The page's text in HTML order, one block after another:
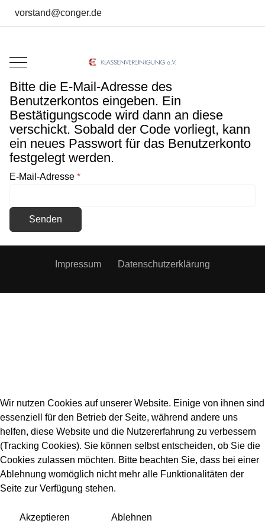
vorstand@conger.de
Mobile Menu Toggle
Bitte die E-Mail-Adresse des
Benutzerkontos eingeben. Ein
Bestätigungscode wird dann an diese
verschickt. Sobald der Code vorliegt, kann
ein neues Passwort für das Benutzerkonto
festgelegt werden.
E-Mail-Adresse *
Senden
Impressum Datenschutzerklärung
Wir nutzen Cookies auf unserer Website. Einige von ihnen sind
essenziell für den Betrieb der Seite, während andere uns
helfen, diese Website und die Nutzererfahrung zu verbessern
(Tracking Cookies). Sie können selbst entscheiden, ob Sie die
Cookies zulassen möchten. Bitte beachten Sie, dass bei einer
Ablehnung womöglich nicht mehr alle Funktionalitäten der
Seite zur Verfügung stehen.
Akzeptieren Ablehnen